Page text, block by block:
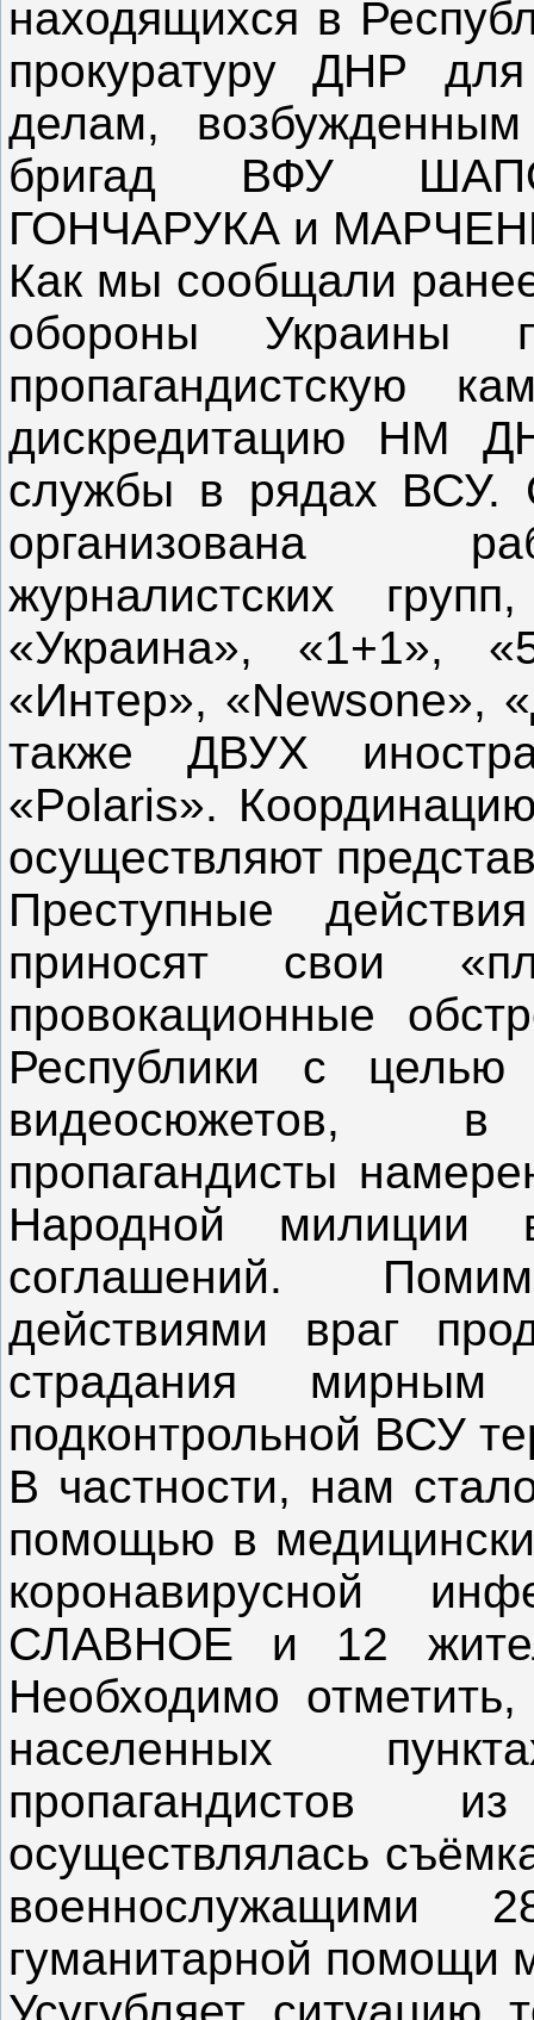
находящихся в
прокуратуру ДНР
делам,
бригад ВФУ
ГОНЧАРУКА и
Как мы сообщали
обороны Украины
пропагандистскую
дискредитацию НМ
службы в рядах
организована
журналистских
«Украина», «1+1»,
«Интер», «Newsone»,
также ДВУХ
«Polaris».
осуществляют
Преступные
приносят свои
провокационные
Республики с целью
видеосюжетов,
пропагандисты
Народной милиции
соглашений.
действиями враг
страдания
подконтрольной ВСУ
В частности, нам
помощью в
коронавирусной
СЛАВНОЕ и 12
Необходимо
населенных
осуществлялась
гуманитарной помощи